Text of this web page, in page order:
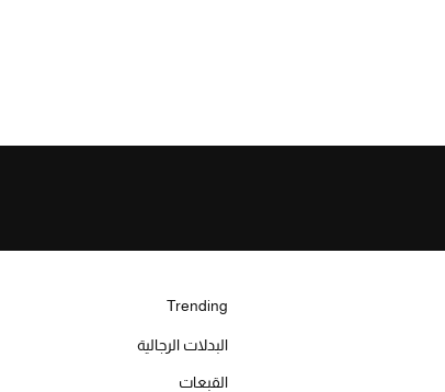
Trending
البدلات الرجالية
القبعات